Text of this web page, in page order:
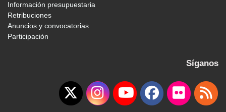
Información presupuestaria
Retribuciones
Anuncios y convocatorias
Participación
Síganos